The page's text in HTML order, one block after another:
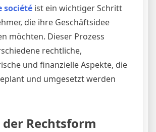
société ist ein wichtiger Schritt
die ihre Geschäftsidee
möchten. Dieser Prozess
rechtliche,
und finanzielle Aspekte, die
und umgesetzt werden
der Rechtsform